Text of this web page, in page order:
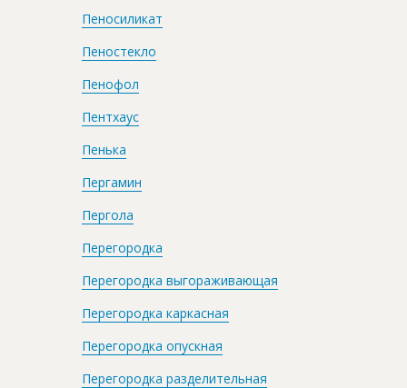
Пеносиликат
Пеностекло
Пенофол
Пентхаус
Пенька
Пергамин
Пергола
Перегородка
Перегородка выгораживающая
Перегородка каркасная
Перегородка опускная
Перегородка разделительная